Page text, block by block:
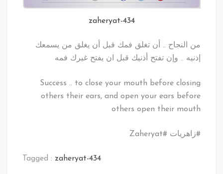
zaheryat-434
من النجاح .. أن تغلق فمك قبل أن يغلق من يسمعك
إذنيه .. وإن تفتح أذنيك قبل ان يفتح غيرك فمه
Success .. to close your mouth before closing
others their ears, and open your ears before
others open their mouth
#زاهريات #Zaheryat
Tagged : zaheryat-434